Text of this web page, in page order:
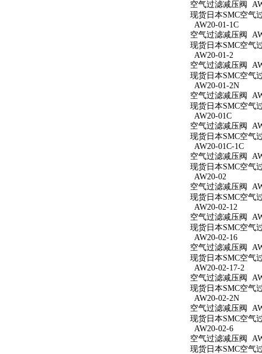
空气过滤减压阀
现货日本SMC空气
AW20-01-1C
空气过滤减压阀
现货日本SMC空气
AW20-01-2
空气过滤减压阀
现货日本SMC空气
AW20-01-2N
空气过滤减压阀
现货日本SMC空气
AW20-01C
空气过滤减压阀
现货日本SMC空气
AW20-01C-1C
空气过滤减压阀
现货日本SMC空气
AW20-02
空气过滤减压阀
现货日本SMC空气
AW20-02-12
空气过滤减压阀
现货日本SMC空气
AW20-02-16
空气过滤减压阀
现货日本SMC空气
AW20-02-17-2
空气过滤减压阀
现货日本SMC空气
AW20-02-2N
空气过滤减压阀
现货日本SMC空气
AW20-02-6
空气过滤减压阀
现货日本SMC空气